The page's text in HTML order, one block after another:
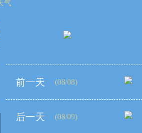
气
前一天 (08/08)
后一天 (08/09)